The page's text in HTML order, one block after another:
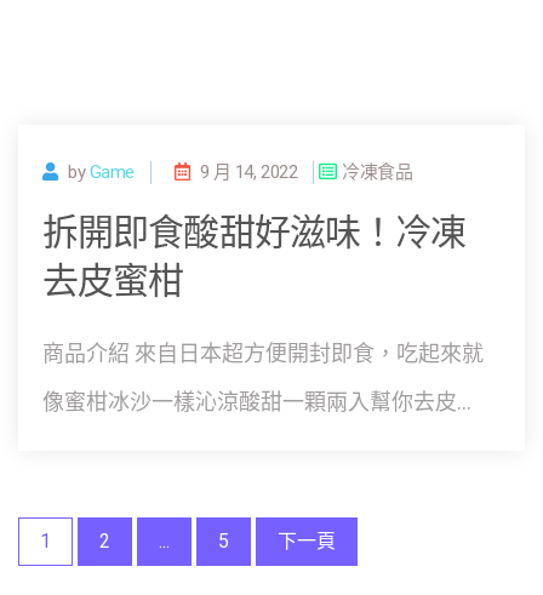
byGame 9 月 14, 2022 冷凍食品
拆開即食酸甜好滋味！冷凍
去皮蜜柑
商品介紹 來自日本超方便開封即食，吃起來就
像蜜柑冰沙一樣沁涼酸甜一顆兩入幫你去皮...
文
1 2 ... 5 下一頁